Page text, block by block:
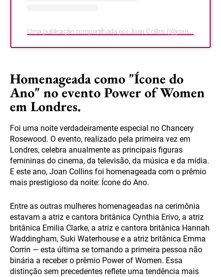
Uma publicação compartilhada por Joan Collins (@joancollinsdbe)
Homenageada como "Ícone do
Ano" no evento Power of Women
em Londres.
Foi uma noite verdadeiramente especial no Chancery
Rosewood. O evento, realizado pela primeira vez em
Londres, celebra anualmente as principais figuras
femininas do cinema, da televisão, da música e da mídia.
E este ano, Joan Collins foi homenageada com o prêmio
mais prestigioso da noite: Ícone do Ano.
Entre as outras mulheres homenageadas na cerimônia
estavam a atriz e cantora britânica Cynthia Erivo, a atriz
britânica Emilia Clarke, a atriz e cantora britânica Hannah
Waddingham, Suki Waterhouse e a atriz britânica Emma
Corrin — esta última se tornando a primeira pessoa não
binária a receber o prêmio Power of Women. Essa
distinção sem precedentes reflete uma tendência mais